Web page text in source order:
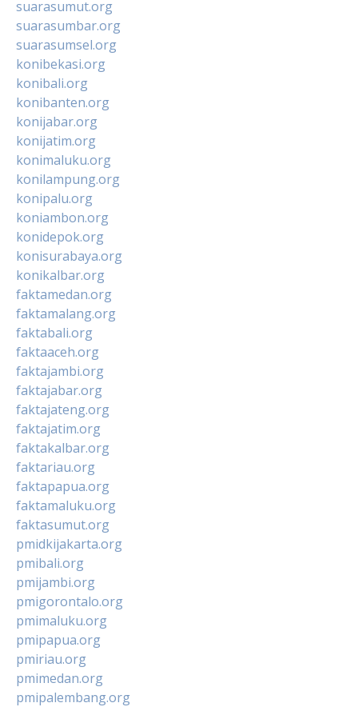
suarasumut.org
suarasumbar.org
suarasumsel.org
konibekasi.org
konibali.org
konibanten.org
konijabar.org
konijatim.org
konimaluku.org
konilampung.org
konipalu.org
koniambon.org
konidepok.org
konisurabaya.org
konikalbar.org
faktamedan.org
faktamalang.org
faktabali.org
faktaaceh.org
faktajambi.org
faktajabar.org
faktajateng.org
faktajatim.org
faktakalbar.org
faktariau.org
faktapapua.org
faktamaluku.org
faktasumut.org
pmidkijakarta.org
pmibali.org
pmijambi.org
pmigorontalo.org
pmimaluku.org
pmipapua.org
pmiriau.org
pmimedan.org
pmipalembang.org